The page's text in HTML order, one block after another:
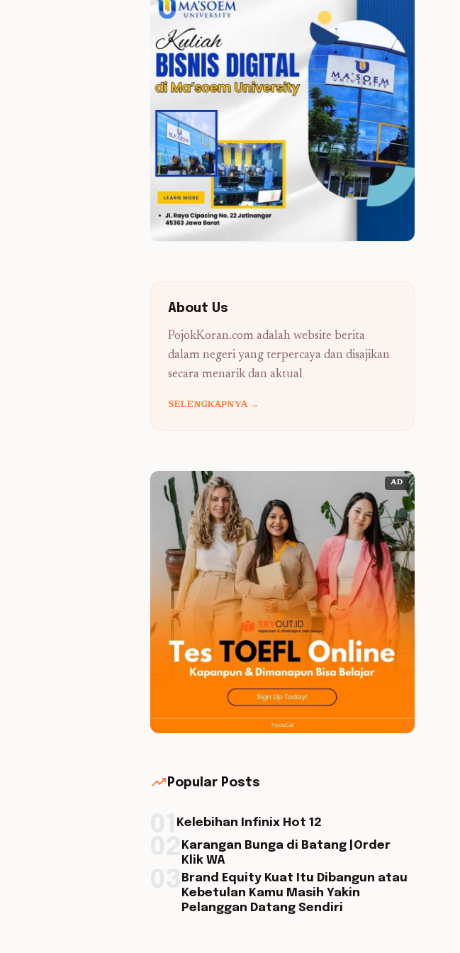
About Us
PojokKoran.com adalah website berita
dalam negeri yang terpercaya dan disajikan
secara menarik dan aktual
SELENGKAPNYA →
AD
trending_up Popular Posts
Kelebihan Infinix Hot 12
Karangan Bunga di Batang |Order
Klik WA
Brand Equity Kuat Itu Dibangun atau
Kebetulan Kamu Masih Yakin
Pelanggan Datang Sendiri